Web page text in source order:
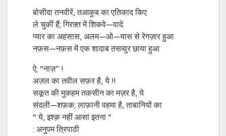
बोसीदा तनवीरें, तआकुब का एतिकाद किए
ले चुकीं हैं; गिरफ़्त में शिकवे—वादे
प्यार का अहसास, अलम—ओ—यास से रेगज़ार हुआ
नफ़स—नफ़स में एक शादाब तसव्वुर छाया हुआ
ऐ; “नाज़” !
अज़ल का तवील सफ़र है, ये !!
सकूत की मुकहम तकसीन का मज़र है, ये
संदली—शफ़क; लाफ़ानी वहमा है, ताबानियों का
“ ये, इश्क़ नहीं आसां इतना “
: अनुपम त्रिपाठी